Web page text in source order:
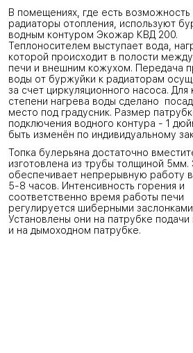
В помещениях, где есть возможность
радиаторы отопления, используют
водным контуром Экожар КВД 200.
Теплоносителем выступает вода,
которой происходит в полости
печи и внешним кожухом. Передача
воды от буржуйки к радиаторам
за счет циркуляционного насоса. Для
степени нагрева воды сделано
место под градусник. Размер
подключения водного контура - 1
быть изменён по индивидуальному
Топка булерьяна достаточно
изготовлена из трубы толщиной 5мм.
обеспечивает непрерывную работу
5-8 часов. Интенсивность горения и
соответственно время работы печи
регулируется шиберными
Установлены они на патрубке подачи
и на дымоходном патрубке.